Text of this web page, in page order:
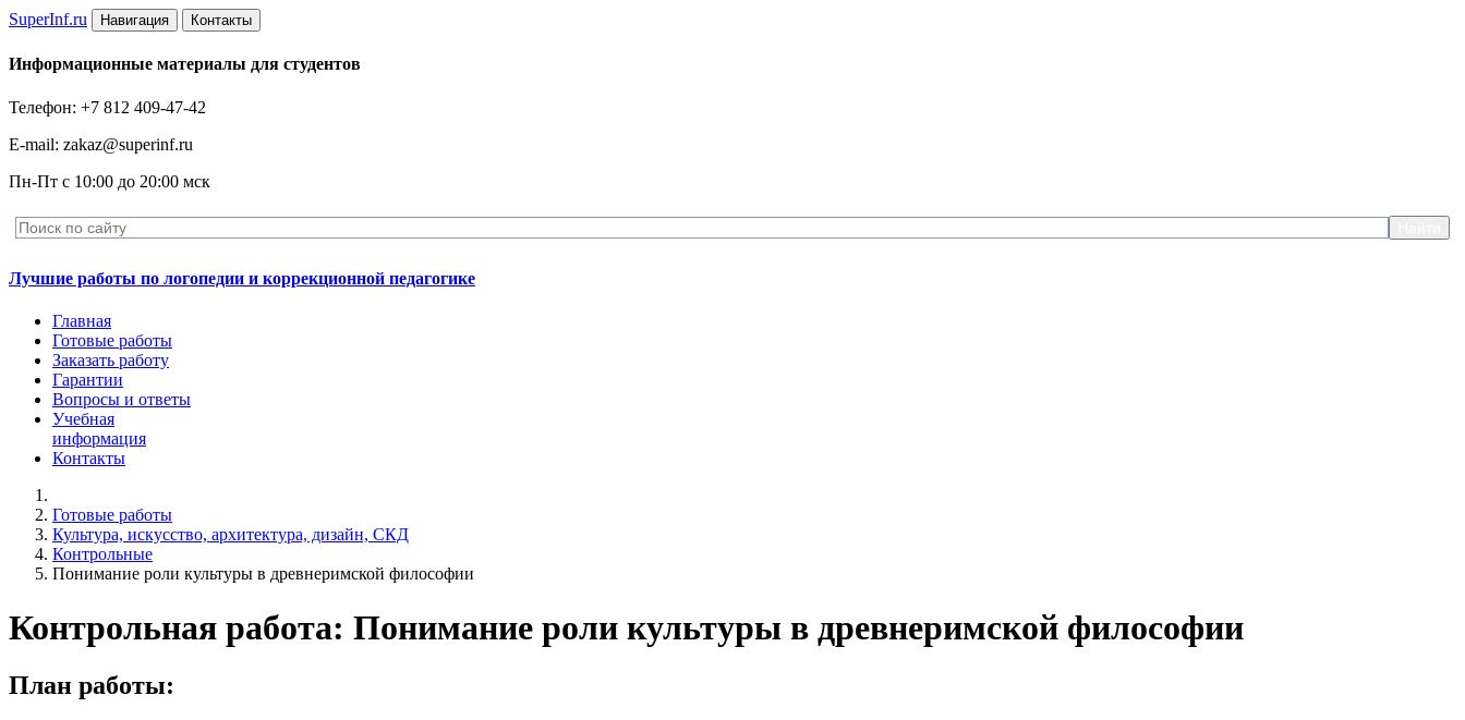
SuperInf.ru Навигация Контакты
Информационные материалы для студентов
Телефон: +7 812 409-47-42
E-mail: zakaz@superinf.ru
Пн-Пт с 10:00 до 20:00 мск
Лучшие работы по логопедии и коррекционной педагогике
Главная
Готовые работы
Заказать работу
Гарантии
Вопросы и ответы
Учебная
информация
Контакты
Готовые работы
Культура, искусство, архитектура, дизайн, СКД
Контрольные
Понимание роли культуры в древнеримской философии
Контрольная работа: Понимание роли культуры в древнеримской философии
План работы: